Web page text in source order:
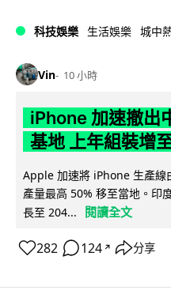
科技娛樂 生活娛樂 城中
Vin 10 小時
iPhone 加速撤出
基地 上年組裝增
Apple 加速將 iPhone 生產線
產量最高 50% 移至當地。印
長至 204...
閱讀全文
282 124 ↗ 分享